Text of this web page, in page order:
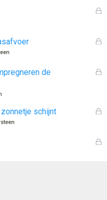
G
n
G
G
o
de
G
schijnt
G